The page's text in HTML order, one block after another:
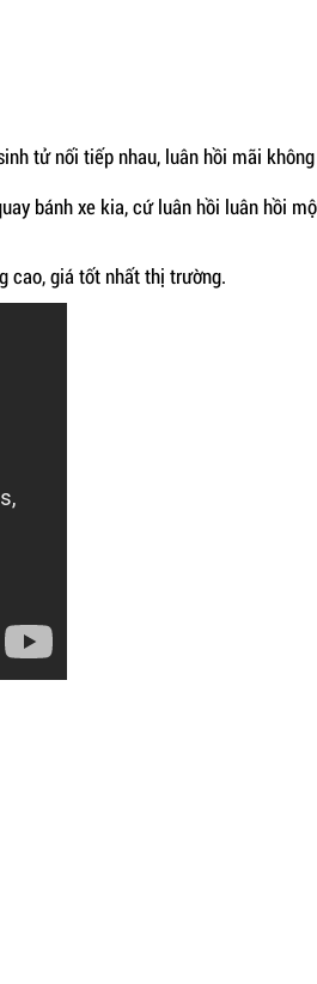
tử nối tiếp nhau, luân hồi mãi
bánh xe kia, cứ luân hồi luân hồi
cao, giá tốt nhất thị trường.